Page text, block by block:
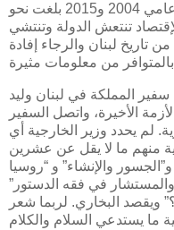
الاستثمارات السعودية في لبنان بين عامي 2004 و2015 بلغت نحو
تنتعش الدولة وتنتشي
تاريخ لبنان والرجاء إفادة
المملكة في لبنان وليد
الأخيرة، واتصل السفير
لم يحدد وزير الخارجية أي
منهم ما لا يقل عن عشرين
والإنشاء” و “روسيا
في فقه الدستور”
ويقصد البخاري. لربما شعر